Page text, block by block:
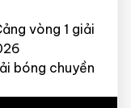
vòng 1 giải
bóng chuyền